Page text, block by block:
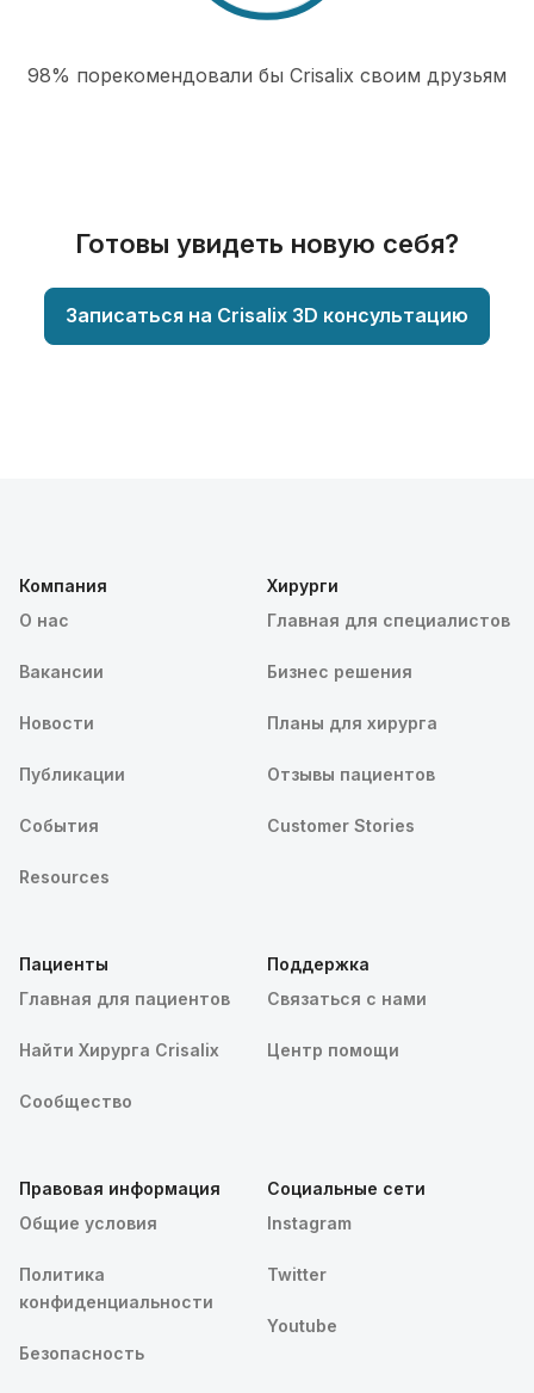
98% порекомендовали бы Сrisalix cвоим друзьям
Готовы увидеть новую себя?
Записаться на Crisalix 3D консультацию
Компания
О нас
Вакансии
Новости
Публикации
События
Resources
Хирурги
Главная для специалистов
Бизнес решения
Планы для хирурга
Отзывы пациентов
Customer Stories
Пациенты
Главная для пациентов
Найти Хирурга Crisalix
Сообщество
Поддержка
Связаться с нами
Центр помощи
Правовая информация
Общие условия
Политика
конфиденциальности
Безопасность
Социальные сети
Instagram
Twitter
Youtube